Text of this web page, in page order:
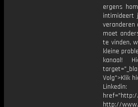
ergens
intimideert
veranderen
moet
te vinden,
kleine
kanaal!
Volg">Klik
http://